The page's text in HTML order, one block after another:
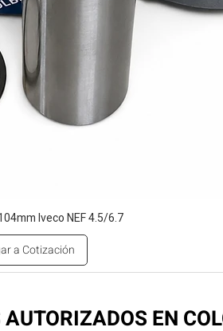
Iveco NEF 4.5/6.7
a Cotización
EN